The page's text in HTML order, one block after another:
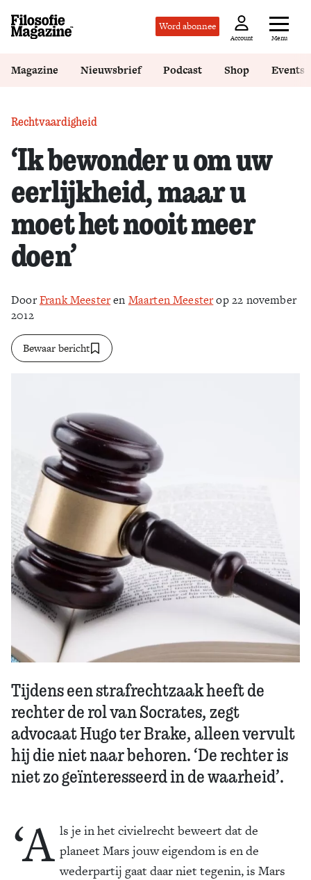
Word abonnee
Account Menu
Magazine Nieuwsbrief Podcast Shop Events
Rechtvaardigheid
‘Ik bewonder u om uw
eerlijkheid, maar u
moet het nooit meer
doen’
DoorFrank Meesteren Maarten Meesterop 22 november
2012
Bewaar bericht
Tijdens een strafrechtzaak heeft de
rechter de rol van Socrates, zegt
advocaat Hugo ter Brake, alleen vervult
hij die niet naar behoren. ‘De rechter is
niet zo geïnteresseerd in de waarheid’.
‘A ls je in het civielrecht beweert dat de
planeet Mars jouw eigendom is en de
wederpartij gaat daar niet tegenin, is Mars